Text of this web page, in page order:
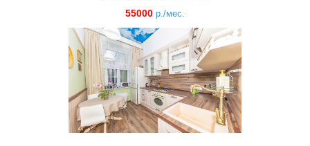
55000 р./мес.